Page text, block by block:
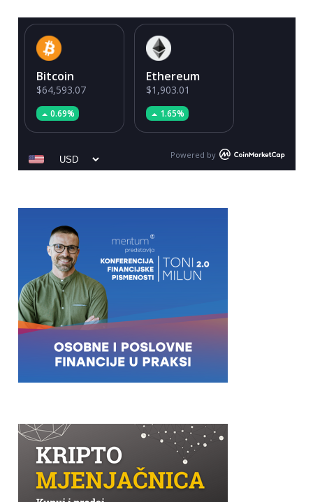
Bitcoin
$64,593.07
0.69%
Ethereum
$1,903.01
1.65%
Powered by